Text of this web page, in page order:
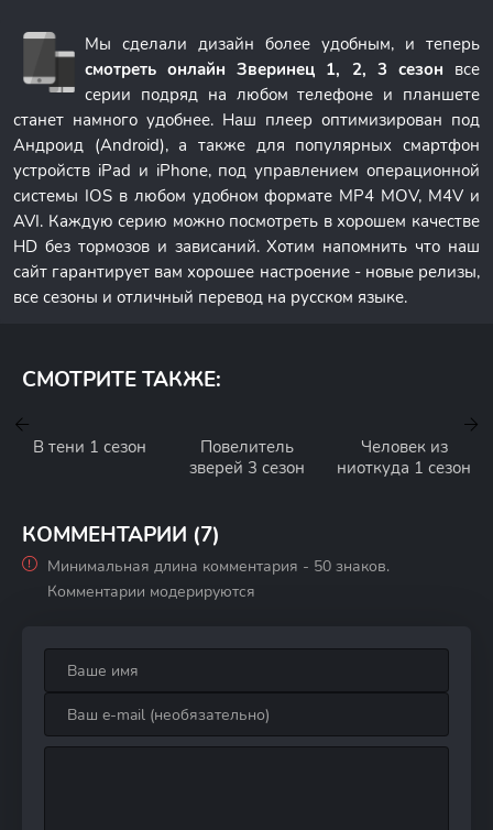
Мы сделали дизайн более удобным, и теперь
смотреть онлайн Зверинец 1, 2, 3 сезон все
серии подряд на любом телефоне и планшете
станет намного удобнее. Наш плеер оптимизирован под
Андроид (Android), а также для популярных смартфон
устройств iPad и iPhone, под управлением операционной
системы IOS в любом удобном формате MP4 MOV, M4V и
AVI. Каждую серию можно посмотреть в хорошем качестве
HD без тормозов и зависаний. Хотим напомнить что наш
сайт гарантирует вам хорошее настроение - новые релизы,
все сезоны и отличный перевод на русском языке.
СМОТРИТЕ ТАКЖЕ:
В тени 1 сезон
Повелитель
зверей 3 сезон
Человек из
ниоткуда 1 сезон
КОММЕНТАРИИ (7)
Минимальная длина комментария - 50 знаков.
Комментарии модерируются